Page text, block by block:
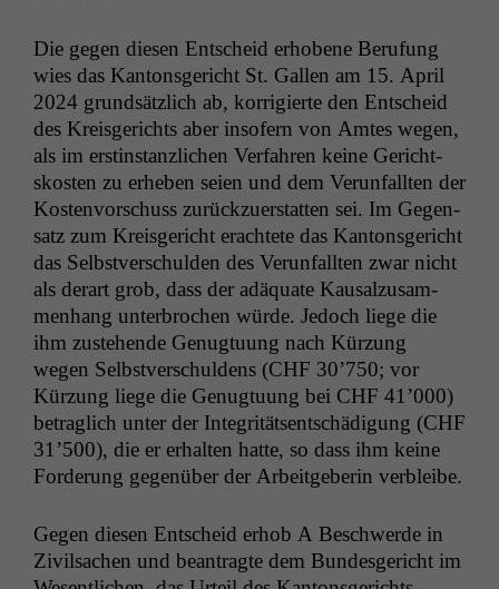
Die gegen diesen Entscheid erhobene Beru­fung
wies das Kan­ton­s­gericht St. Gallen am 15. April
2024 grund­sät­zlich ab, kor­rigierte den Entscheid
des Kreis­gerichts aber insofern von Amtes wegen,
als im erstin­stan­zlichen Ver­fahren keine Gericht­
skosten zu erheben seien und dem Verun­fall­ten der
Kosten­vorschuss zurück­zuer­stat­ten sei. Im Gegen­
satz zum Kreis­gericht erachtete das Kan­ton­s­gericht
das Selb­stver­schulden des Verun­fall­ten zwar nicht
als der­art grob, dass der adäquate Kausalzusam­
men­hang unter­brochen würde. Jedoch liege die
ihm zuste­hende Genug­tu­ung nach Kürzung
wegen Selb­stver­schuldens (CHF 30’750; vor
Kürzung liege die Genug­tu­ung bei CHF 41’000)
betraglich unter der Integrität­sentschädi­gung (CHF
31’500), die er erhal­ten hat­te, so dass ihm keine
Forderung gegenüber der Arbeit­ge­berin verbleibe.
Gegen diesen Entscheid erhob A Beschw­erde in
Zivil­sachen und beantragte dem Bun­des­gericht im